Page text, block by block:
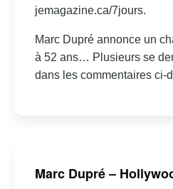
jemagazine.ca/7jours.
Marc Dupré annonce un
à 52 ans… Plusieurs se
dans les commentaires ci-
Marc Dupré –